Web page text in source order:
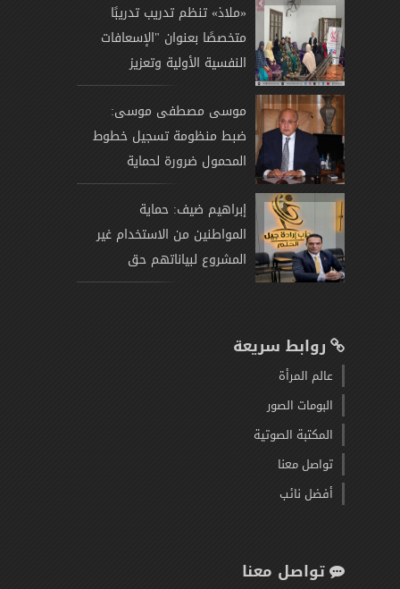
«ملاذ» تنظم تدريب تدريبًا
متخصصًا بعنوان "الإسعافات
النفسية الأولية وتعزيز
موسى مصطفى موسى:
ضبط منظومة تسجيل خطوط
المحمول ضرورة لحماية
إبراهيم ضيف: حماية
المواطنين من الاستخدام غير
المشروع لبياناتهم حق
روابط سريعة
عالم المرأة
البومات الصور
المكتبة الصوتية
تواصل معنا
أفضل نائب
تواصل معنا